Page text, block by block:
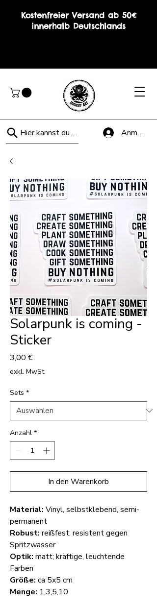
Kostenfreier Versand ab 50€
innerhalb Deutschlands
Hier kannst du suchen! Anmelden
Solarpunk is coming -
Sticker
3,00 €Preis
exkl. MwSt.
Sets *
Anzahl *
In den Warenkorb
Material: Vinyl, selbstklebend, semi-
permanent
Robust: reißfest; resistent gegen
Spritzwasser
Optik: matt; kräftige, leuchtende
Farben
Größe: ca 5x5 cm
Menge: 1,3,5,10